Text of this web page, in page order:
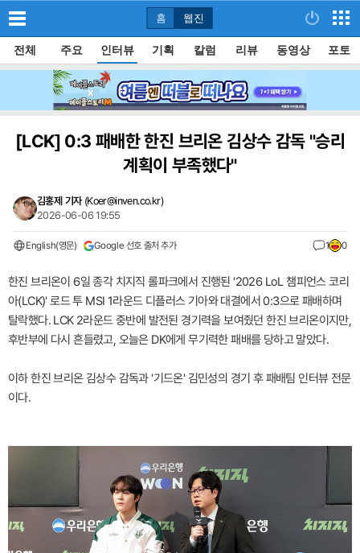
홈 웹진
전체 주요 인터뷰 기획 칼럼 리뷰 동영상 포토
[LCK]0:3 패배한 한진 브리온 김상수 감독 "승리
계획이 부족했다"
김홍제 기자 (Koer@inven.co.kr)
2026-06-06 19:55
English(영문) Google 선호 출처 추가 1 0
한진 브리온이 6일 종각 치지직 롤파크에서 진행된 '2026 LoL 챔피언스 코리
아(LCK)' 로드 투 MSI 1라운드 디플러스 기아와 대결에서 0:3으로 패배하며
탈락했다. LCK 2라운드 중반에 발전된 경기력을 보여줬던 한진 브리온이지만,
후반부에 다시 흔들렸고, 오늘은 DK에게 무기력한 패배를 당하고 말았다.
이하 한진 브리온 김상수 감독과 '기드온' 김민성의 경기 후 패배팀 인터뷰 전문
이다.